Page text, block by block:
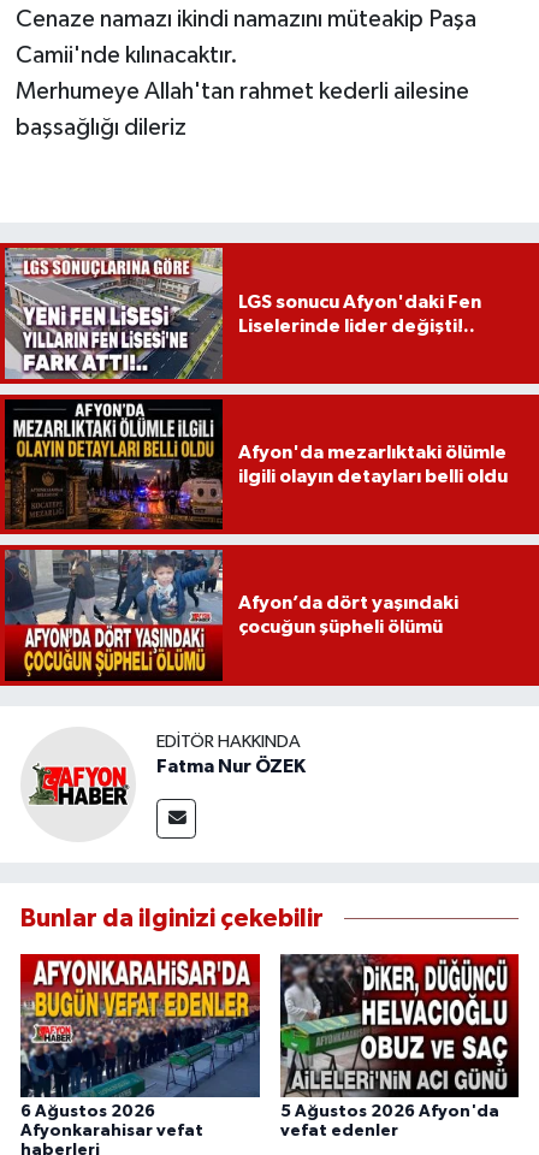
Cenaze namazı ikindi namazını müteakip Paşa
Camii'nde kılınacaktır.
Merhumeye Allah'tan rahmet kederli ailesine
başsağlığı dileriz
LGS sonucu Afyon'daki Fen
Liselerinde lider değişti!..
Afyon'da mezarlıktaki ölümle
ilgili olayın detayları belli oldu
Afyon’da dört yaşındaki
çocuğun şüpheli ölümü
EDITÖR HAKKINDA
Fatma Nur ÖZEK
Bunlar da ilginizi çekebilir
6 Ağustos 2026
Afyonkarahisar vefat
haberleri
5 Ağustos 2026 Afyon'da
vefat edenler